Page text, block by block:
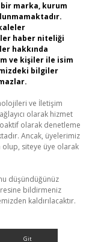
marka, kurum
haber niteliği
hakkında
ve kişiler ile isim
bilgiler
ve İletişim
olarak hizmet
olarak denetleme
Ancak, üyelerimiz
olup, siteye üye olarak
düşündüğünüz
bildirmeniz
kaldırılacaktır.